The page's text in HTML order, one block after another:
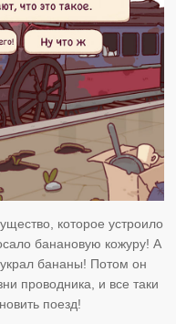
которое устроило
банановую кожуру! А
украл бананы! Потом он
проводника, и все таки
поезд!